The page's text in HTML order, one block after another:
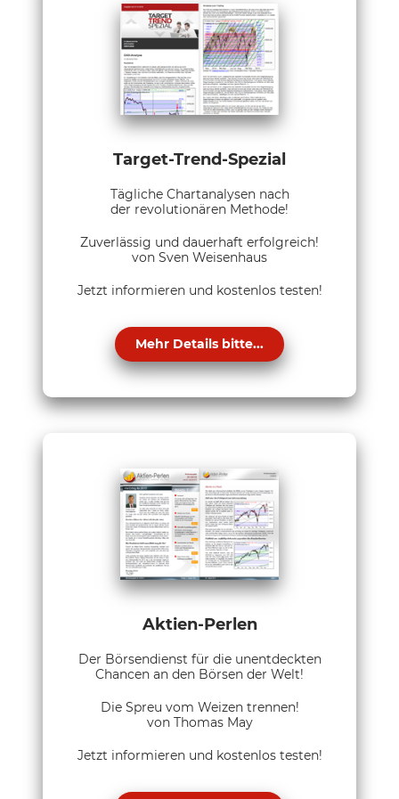
Target-Trend-Spezial
Tägliche Chartanalysen nach
der revolutionären Methode!
Zuverlässig und dauerhaft erfolgreich!
von Sven Weisenhaus
Jetzt informieren und kostenlos testen!
Mehr Details bitte...
Aktien-Perlen
Der Börsendienst für die unentdeckten
Chancen an den Börsen der Welt!
Die Spreu vom Weizen trennen!
von Thomas May
Jetzt informieren und kostenlos testen!